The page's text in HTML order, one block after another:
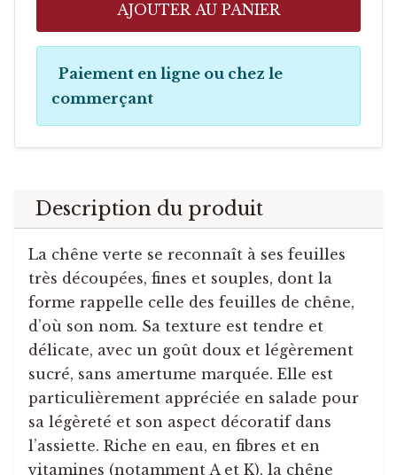
AJOUTER AU PANIER
Paiement en ligne ou chez le
commerçant
Description du produit
La chêne verte se reconnaît à ses feuilles
très découpées, fines et souples, dont la
forme rappelle celle des feuilles de chêne,
d’où son nom. Sa texture est tendre et
délicate, avec un goût doux et légèrement
sucré, sans amertume marquée. Elle est
particulièrement appréciée en salade pour
sa légèreté et son aspect décoratif dans
l’assiette. Riche en eau, en fibres et en
vitamines (notamment A et K), la chêne